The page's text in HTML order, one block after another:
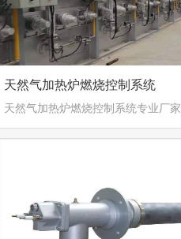
天然气加热炉燃烧控制系统
天然气加热炉燃烧控制系统专业厂家